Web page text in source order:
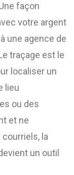
façon
votre argent
une agence de
traçage est le
localiser un
lieu
ou des
et ne
la
un outil